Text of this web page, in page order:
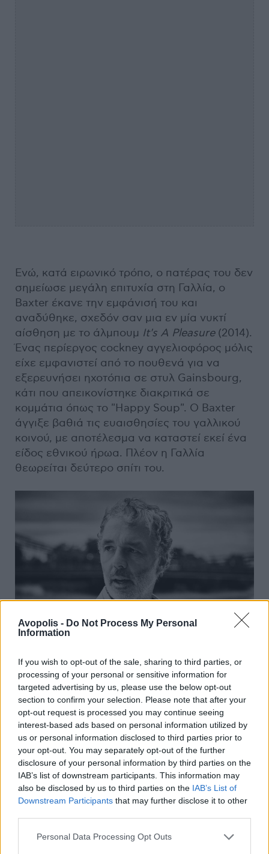
Avopolis - Do Not Process My Personal
Information
If you wish to opt-out of the sale, sharing to third parties, or
processing of your personal or sensitive information for
targeted advertising by us, please use the below opt-out
section to confirm your selection. Please note that after your
opt-out request is processed you may continue seeing
interest-based ads based on personal information utilized by
us or personal information disclosed to third parties prior to
your opt-out. You may separately opt-out of the further
disclosure of your personal information by third parties on the
IAB’s list of downstream participants. This information may
also be disclosed by us to third parties on the IAB’s List of
Downstream Participants that may further disclose it to other
Personal Data Processing Opt Outs
Ενώ, κατά ειρωνικό τρόπο, ο πατέρας του δεν
σημείωσε μεγάλη επιτυχία στη Γαλλία, ο
Baxter έκανε την εμφάνισή του και
αναδύθηκε, σχεδόν σαν μια εν μία νυκτί
αίσθηση με το άλμπουμ It's A Pleasure(2014).
Ένας περίεργος cockney αγγελιοφόρος μόλις
είχε εμφανιστεί από το πουθενά για να
εξερευνήσει ηχοτόπια σε στυλ Gainsbourg,
κάτι που απεικονίστηκε διακριτικά σε
κομμάτια όπως το "Happy Soup". Ο Baxter
άγγιξε βαθιά τις ευαισθησίες του γαλλικού
κοινού, με αποτέλεσμα να καταστεί εκεί ένα
είδος εθνικού ήρωα. Πλέον η Γαλλία
θεωρείται δεύτερο σπίτι του.
Φωτ.: Gem Harris
Το 2020, κυκλοφόρησε τοThe Night
Chancers, το οποίο είναι ομολογουμένως το
καλύτερο άλμπουμ του μέχρι στιγμής. Ο
Dury, έχοντας πλέον αποκτήσει μεγάλη
αυτοπεποίθηση, ακούγεται σέξι, αστείος και
ευαίσθητος, και χωρίς να χάσει το
προσωπικό του punk attitude, γράφει
εθιστικά και μελαγχολικά τραγούδια όπως το
μεγάλο highlight του άλμπουμ "I'm Not Your
Είναι μάλλον κάπως πρόωρο (και ίσως